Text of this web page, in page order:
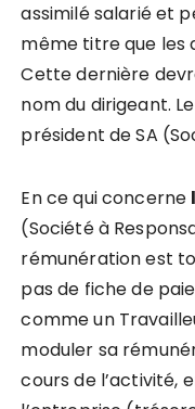
assimilé salarié et
même titre que les
Cette dernière
nom du dirigeant.
président de SA
En ce qui concerne
(Société à
rémunération est
pas de fiche de
comme un
moduler sa
cours de l’activité,